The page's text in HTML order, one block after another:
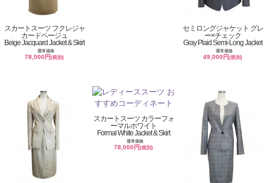
スカートスーツ フクレジャ
カードベージュ
Beige Jacquard Jacket & Skirt
通常価格
78,000円(税別)
セミロングジャケット グレ
ー×チェック
Gray Plaid Semi-Long Jacket
通常価格
49,000円(税別)
スカートスーツ カラーフォ
ーマルホワイト
Formal White Jacket & Skirt
通常価格
78,000円(税別)